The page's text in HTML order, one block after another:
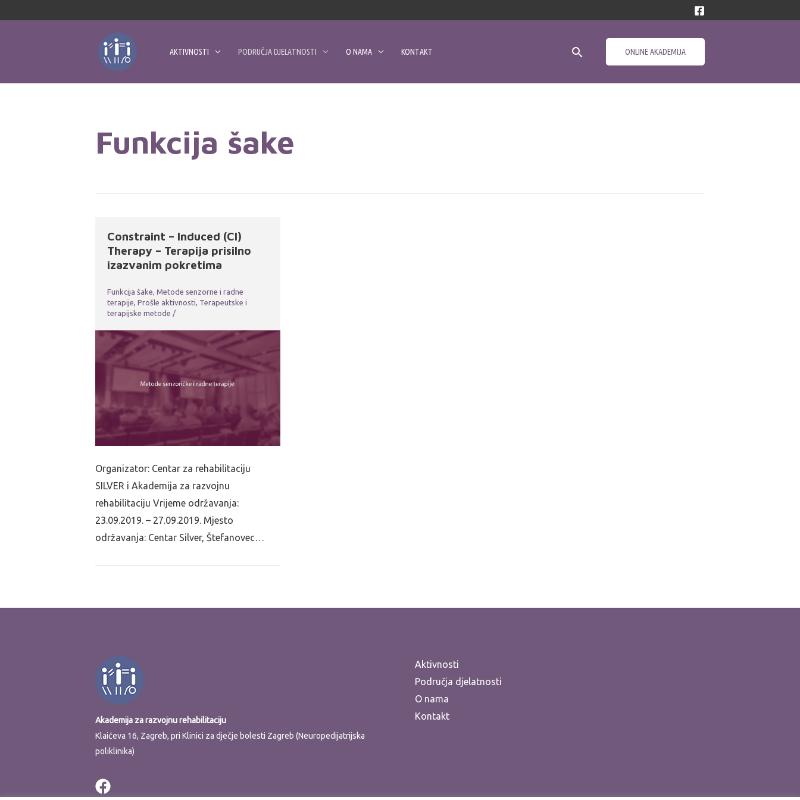
AKTIVNOSTI PODRUČJA DJELATNOSTI O NAMA KONTAKT Search ONLINE AKADEMIJA
Funkcija šake
Constraint – Induced (CI)
Therapy – Terapija prisilno
izazvanim pokretima
Funkcija šake, Metode senzorne i radne
terapije, Prošle aktivnosti, Terapeutske i
terapijske metode /
Organizator: Centar za rehabilitaciju
SILVER i Akademija za razvojnu
rehabilitaciju Vrijeme održavanja:
23.09.2019. – 27.09.2019. Mjesto
održavanja: Centar Silver, Štefanovec…
Akademija za razvojnu rehabilitaciju
Klaićeva 16, Zagreb, pri Klinici za dječje bolesti Zagreb (Neuropedijatrijska
poliklinika)
Aktivnosti
Područja djelatnosti
O nama
Kontakt